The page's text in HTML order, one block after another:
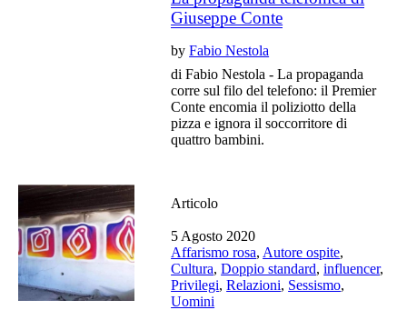
Giuseppe Conte
byFabio Nestola
di Fabio Nestola - La propaganda
corre sul filo del telefono: il Premier
Conte encomia il poliziotto della
pizza e ignora il soccorritore di
quattro bambini.
Articolo
5 Agosto 2020
Affarismo rosa, Autore ospite,
Cultura,Doppio standard,influencer,
Privilegi,Relazioni, Sessismo,
Uomini